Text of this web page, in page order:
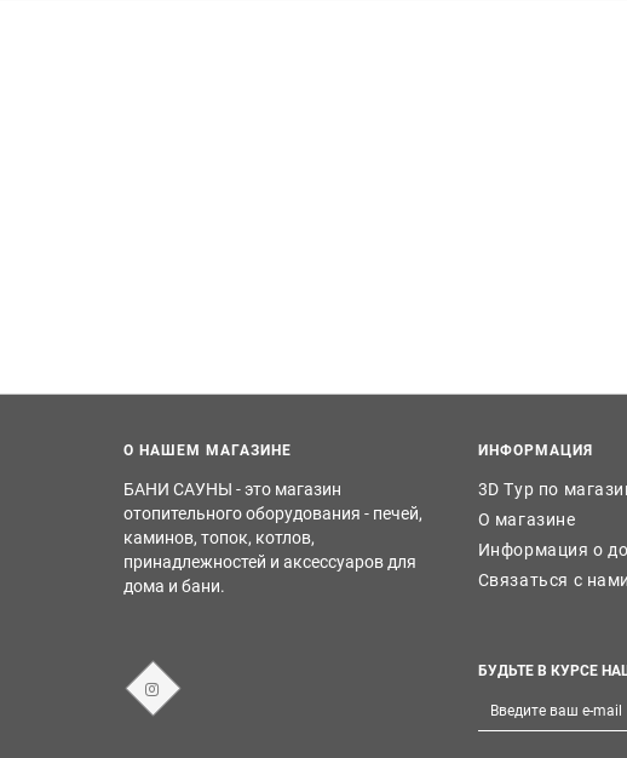
О НАШЕМ МАГАЗИНЕ
БАНИ САУНЫ - это магазин
отопительного оборудования - печей,
каминов, топок, котлов,
принадлежностей и аксессуаров для
дома и бани.
ИНФОРМАЦИЯ
3D Тур по
О магазине
Информация о
Связаться с нами
БУДЬТЕ В КУРСЕ